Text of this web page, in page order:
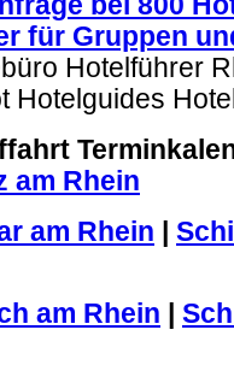
für Gruppen
Hotelführer
Hotelguides
am Rhein
am Rhein
am Rhein